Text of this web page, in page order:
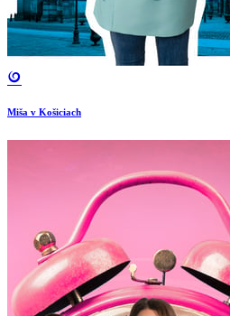
Miša v Košiciach